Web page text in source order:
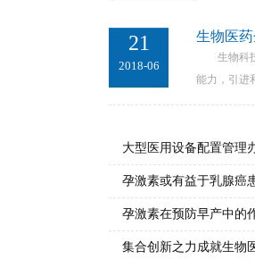
21
2018-06
生物医
生物科技
能力，引进
大型医用设备配置管理
孕激素或有益于乳腺癌
孕激素在预防早产中的
集合创新之力成就生物